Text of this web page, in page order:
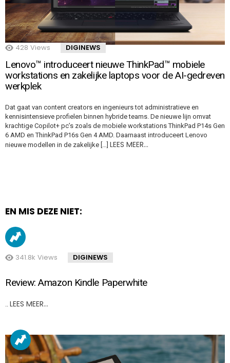
428 Views DIGINEWS
Lenovo™ introduceert nieuwe ThinkPad™ mobiele
workstations en zakelijke laptops voor de AI-gedreven
werkplek
Dat gaat van content creators en ingenieurs tot administratieve en
kennisintensieve profielen binnen hybride teams. De nieuwe lijn omvat
krachtige Copilot+ pc’s zoals de mobiele workstations ThinkPad P14s Gen
6 AMD en ThinkPad P16s Gen 4 AMD. Daarnaast introduceert Lenovo
nieuwe modellen in de zakelijke […] LEES MEER…
EN MIS DEZE NIET:
341.8k Views DIGINEWS
Review: Amazon Kindle Paperwhite
LEES MEER…